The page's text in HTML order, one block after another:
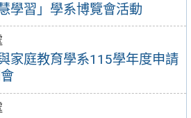
學習」學系博覽會活動
家庭教育學系115學年度申請